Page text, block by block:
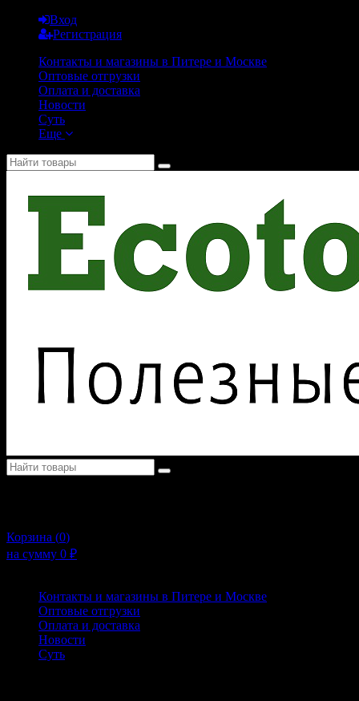
Вход
Регистрация
Контакты и магазины в Питере и Москве
Оптовые отгрузки
Оплата и доставка
Новости
Суть
Еще
Корзина (0)
на сумму 0 ₽
Контакты и магазины в Питере и Москве
Оптовые отгрузки
Оплата и доставка
Новости
Суть